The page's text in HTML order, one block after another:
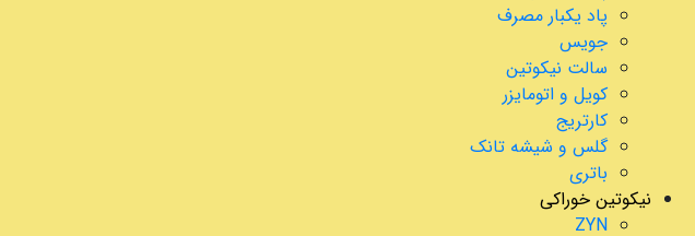
پاد یکبار مصرف
جویس
سالت نیکوتین
کویل و اتومایزر
کارتریج
گلس و شیشه تانک
باتری
نیکوتین خوراکی
ZYN